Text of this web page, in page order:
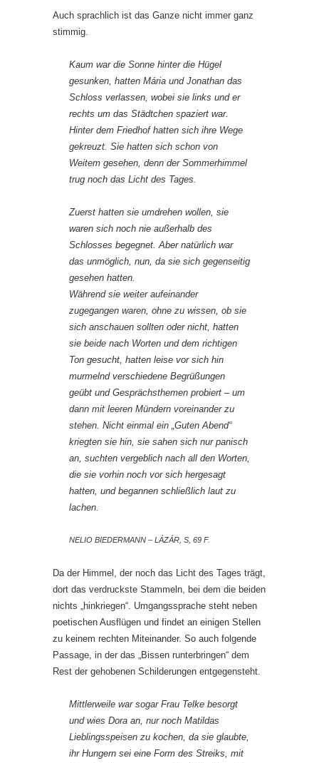
Auch sprachlich ist das Ganze nicht immer ganz
stimmig.
Kaum war die Sonne hinter die Hügel
gesunken, hatten Mária und Jonathan das
Schloss verlassen, wobei sie links und er
rechts um das Städtchen spaziert war.
Hinter dem Friedhof hatten sich ihre Wege
gekreuzt. Sie hatten sich schon von
Weitem gesehen, denn der Sommerhimmel
trug noch das Licht des Tages.
Zuerst hatten sie umdrehen wollen, sie
waren sich noch nie außerhalb des
Schlosses begegnet. Aber natürlich war
das unmöglich, nun, da sie sich gegenseitig
gesehen hatten.
Während sie weiter aufeinander
zugegangen waren, ohne zu wissen, ob sie
sich anschauen sollten oder nicht, hatten
sie beide nach Worten und dem richtigen
Ton gesucht, hatten leise vor sich hin
murmelnd verschiedene Begrüßungen
geübt und Gesprächsthemen probiert – um
dann mit leeren Mündern voreinander zu
stehen. Nicht einmal ein „Guten Abend“
kriegten sie hin, sie sahen sich nur panisch
an, suchten vergeblich nach all den Worten,
die sie vorhin noch vor sich hergesagt
hatten, und begannen schließlich laut zu
lachen.
NELIO BIEDERMANN – LÁZÁR, S, 69 F.
Da der Himmel, der noch das Licht des Tages trägt,
dort das verdruckste Stammeln, bei dem die beiden
nichts „hinkriegen“. Umgangssprache steht neben
poetischen Ausflügen und findet an einigen Stellen
zu keinem rechten Miteinander. So auch folgende
Passage, in der das „Bissen runterbringen“ dem
Rest der gehobenen Schilderungen entgegensteht.
Mittlerweile war sogar Frau Telke besorgt
und wies Dora an, nur noch Matildas
Lieblingsspeisen zu kochen, da sie glaubte,
ihr Hungern sei eine Form des Streiks, mit